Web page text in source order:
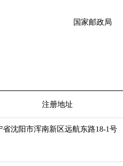
国家邮政局
注册地址
省沈阳市浑南新区远航东路18-1号